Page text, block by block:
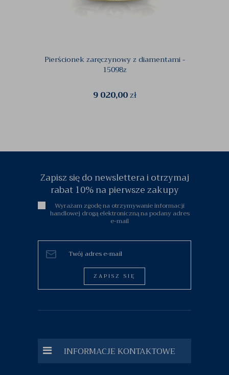
Pierścionek zaręczynowy z diamentami -
15098z
9 020,00zł
Zapisz się do newslettera i otrzymaj
rabat 10% na pierwsze zakupy
Wyrażam zgodę na otrzymywanie informacji
handlowej drogą elektroniczną na podany adres
e-mail
ZAPISZ SIĘ
INFORMACJE KONTAKTOWE